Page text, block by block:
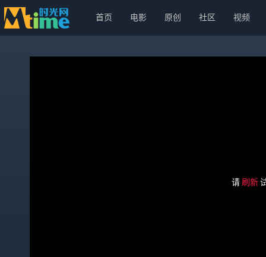
首页 电影 原创 社区 视频
请 刷新